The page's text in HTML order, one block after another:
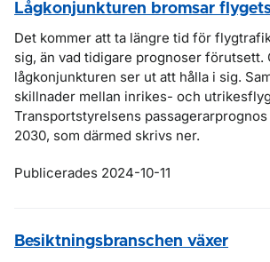
Lågkonjunkturen bromsar
Det kommer att ta längre tid för
sig, än vad tidigare prognoser förutsett.
lågkonjunkturen ser ut att hålla i sig.
skillnader mellan inrikes- och
Transportstyrelsens
2030, som därmed skrivs ner.
Publicerades 2024-10-11
Besiktningsbranschen växer